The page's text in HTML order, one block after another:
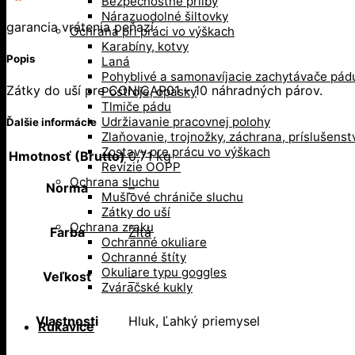
Nárazuodolné šiltovky
Ochrana pri práci vo výškach
Karabíny, kotvy
Laná
Pohyblivé a samonavíjacie zachytávače
Postroje, opasky
Tlmiče pádu
Udržiavanie pracovnej polohy
Zlaňovanie, trojnožky, záchrana,
Zostavy pre prácu vo výškach
Revízie OOPP
Ochrana sluchu
Mušľové chrániče sluchu
Zátky do uší
Ochrana zraku
Ochranné okuliare
Ochranné štíty
Okuliare typu goggles
Zváračské kukly
Rukavice
garancia vrátenia peňazí
Popis
Zátky do uší pre CONICAP01 – 10 náhradných párov.
Ďalšie informácie
Hmotnosť (Brutto) 0,71 kg
Norma
–
Farba Žltá
Veľkosť –
Vlastnosti Hluk, Ľahký priemysel